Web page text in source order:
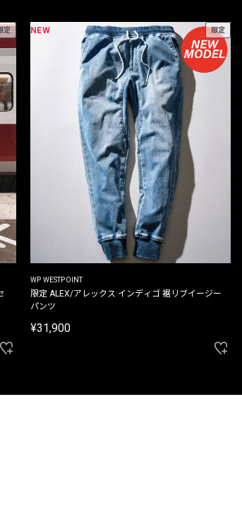
定 NEW 限定
WP WESTPOINT
限定 ALEX/アレックス インディゴ 裾リブイージー
パンツ
¥31,900